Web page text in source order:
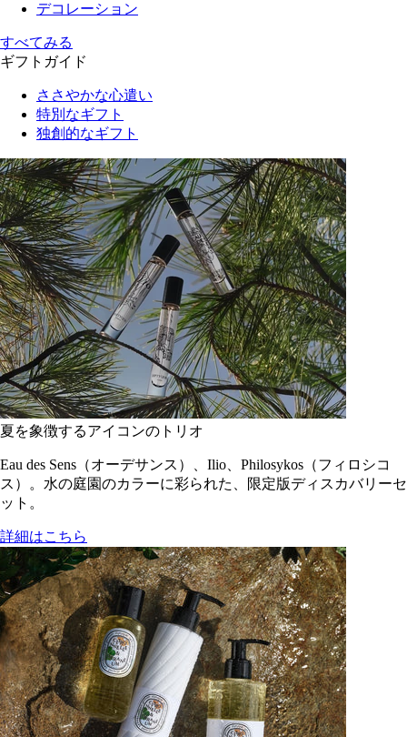
デコレーション
すべてみる
ギフトガイド
ささやかな心遣い
特別なギフト
独創的なギフト
夏を象徴するアイコンのトリオ
Eau des Sens（オーデサンス）、Ilio、Philosykos（フィロシコ
ス）。水の庭園のカラーに彩られた、限定版ディスカバリーセ
ット。
詳細はこちら